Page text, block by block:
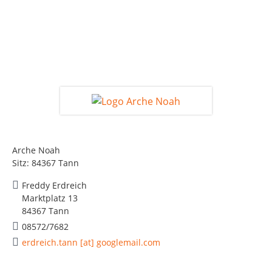
Arche Noah
Sitz: 84367 Tann
Freddy Erdreich
Marktplatz 13
84367 Tann
08572/7682
erdreich.tann [at] googlemail.com